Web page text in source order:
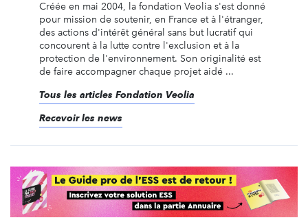
Créée en mai 2004, la fondation Veolia s'est donné
pour mission de soutenir, en France et à l'étranger,
des actions d'intérêt général sans but lucratif qui
concourent à la lutte contre l'exclusion et à la
protection de l'environnement. Son originalité est
de faire accompagner chaque projet aidé ...
Tous les articles Fondation Veolia
Recevoir les news